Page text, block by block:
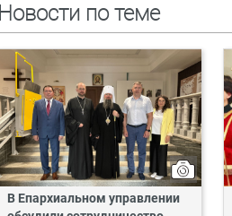
Новости по теме
В Епархиальном управлении